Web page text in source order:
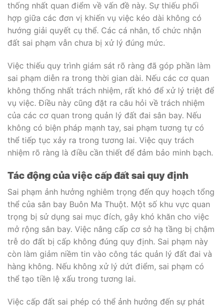
thống nhất quan điểm về vấn đề này. Sự thiếu phối
hợp giữa các đơn vị khiến vụ việc kéo dài không có
hướng giải quyết cụ thể. Các cá nhân, tổ chức nhận
đất sai phạm vẫn chưa bị xử lý đúng mức.
Việc thiếu quy trình giám sát rõ ràng đã góp phần làm
sai phạm diễn ra trong thời gian dài. Nếu các cơ quan
không thống nhất trách nhiệm, rất khó để xử lý triệt để
vụ việc. Điều này cũng đặt ra câu hỏi về trách nhiệm
của các cơ quan trong quản lý đất đai sân bay. Nếu
không có biện pháp mạnh tay, sai phạm tương tự có
thể tiếp tục xảy ra trong tương lai. Việc quy trách
nhiệm rõ ràng là điều cần thiết để đảm bảo minh bạch.
Tác động của việc cấp đất sai quy định
Sai phạm ảnh hưởng nghiêm trọng đến quy hoạch tổng
thể của sân bay Buôn Ma Thuột. Một số khu vực quan
trọng bị sử dụng sai mục đích, gây khó khăn cho việc
mở rộng sân bay. Việc nâng cấp cơ sở hạ tầng bị chậm
trễ do đất bị cấp không đúng quy định. Sai phạm này
còn làm giảm niềm tin vào công tác quản lý đất đai và
hàng không. Nếu không xử lý dứt điểm, sai phạm có
thể tạo tiền lệ xấu trong tương lai.
Việc cấp đất sai phép có thể ảnh hưởng đến sự phát